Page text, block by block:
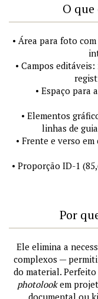
O
• Área para foto
• Campos
• Espaço para
• Elementos
linhas de
• Frente e verso
• Proporção ID-1
Por
Ele elimina a
complexos —
do material. Perfeito
photolookem